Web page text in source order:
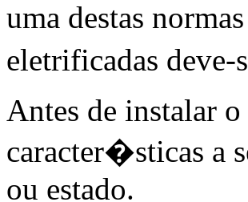
uma destas
eletrificadas
Antes de instalar
caracter�sticas a
ou estado.